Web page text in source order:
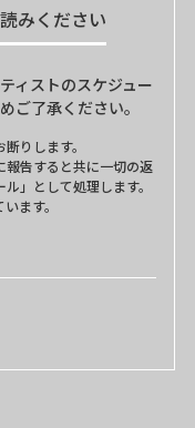
みください
ィストのスケジュー
ご了承ください。
りします。
報告すると共に一切の返
」として処理します。
ます。